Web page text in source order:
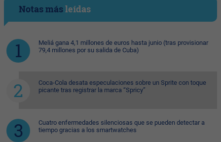
Notas másleídas
Meliá gana 4,1 millones de euros hasta junio (tras provisionar
79,4 millones por su salida de Cuba)
Coca-Cola desata especulaciones sobre un Sprite con toque
picante tras registrar la marca “Spricy”
Cuatro enfermedades silenciosas que se pueden detectar a
tiempo gracias a los smartwatches